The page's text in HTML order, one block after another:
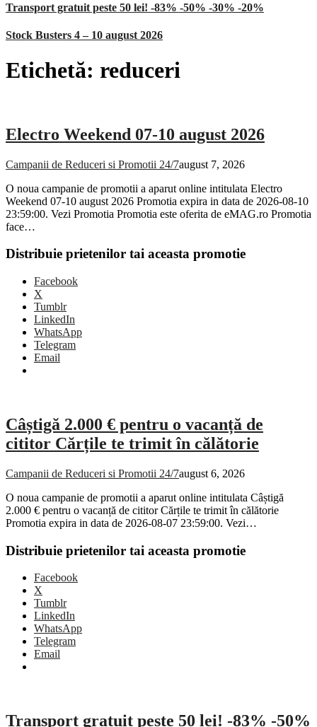
Transport gratuit peste 50 lei! -83% -50% -30% -20%
Stock Busters 4 – 10 august 2026
Etichetă: reduceri
Electro Weekend 07-10 august 2026
Campanii de Reduceri si Promotii 24/7august 7, 2026
O noua campanie de promotii a aparut online intitulata Electro
Weekend 07-10 august 2026 Promotia expira in data de 2026-08-10
23:59:00. Vezi Promotia Promotia este oferita de eMAG.ro Promotia
face…
Distribuie prietenilor tai aceasta promotie
Facebook
X
Tumblr
LinkedIn
WhatsApp
Telegram
Email
Câștigă 2.000 € pentru o vacanță de
cititor Cărțile te trimit în călătorie
Campanii de Reduceri si Promotii 24/7august 6, 2026
O noua campanie de promotii a aparut online intitulata Câștigă
2.000 € pentru o vacanță de cititor Cărțile te trimit în călătorie
Promotia expira in data de 2026-08-07 23:59:00. Vezi…
Distribuie prietenilor tai aceasta promotie
Facebook
X
Tumblr
LinkedIn
WhatsApp
Telegram
Email
Transport gratuit peste 50 lei! -83% -50%